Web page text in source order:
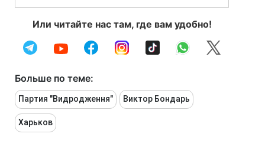
Или читайте нас там, где вам удобно!
Больше по теме:
Партия "Видродження" Виктор Бондарь
Харьков